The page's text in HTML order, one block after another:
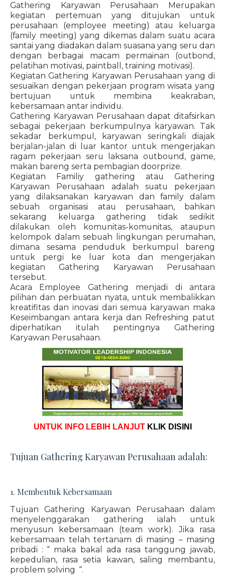
Gathering Karyawan Perusahaan Merupakan
kegiatan pertemuan yang ditujukan untuk
perusahaan (employee meeting) atau keluarga
(family meeting) yang dikemas dalam suatu acara
santai yang diadakan dalam suasana yang seru dan
dengan berbagai macam permainan (outbond,
pelatihan motivasi, paintball, training motivasi).
Kegiatan Gathering Karyawan Perusahaan yang di
sesuaikan dengan pekerjaan program wisata yang
bertujuan untuk membina keakraban,
kebersamaan antar individu.
Gathering Karyawan Perusahaan dapat ditafsirkan
sebagai pekerjaan berkumpulnya karyawan. Tak
sekadar berkumpul, karyawan seringkali diajak
berjalan-jalan di luar kantor untuk mengerjakan
ragam pekerjaan seru laksana outbound, game,
makan bareng serta pembagian doorprize.
Kegiatan Familiy gathering atau Gathering
Karyawan Perusahaan adalah suatu pekerjaan
yang dilaksanakan karyawan dan family dalam
sebuah organisasi atau perusahaan, bahkan
sekarang keluarga gathering tidak sedikit
dilakukan oleh komunitas-komunitas, ataupun
kelompok dalam sebuah lingkungan perumahan,
dimana sesama penduduk berkumpul bareng
untuk pergi ke luar kota dan mengerjakan
kegiatan Gathering Karyawan Perusahaan
tersebut.
Acara Employee Gathering menjadi di antara
pilihan dan perbuatan nyata, untuk membalikkan
kreatifitas dan inovasi dari semua karyawan maka
Keseimbangan antara kerja dan Refreshing patut
diperhatikan itulah pentingnya Gathering
Karyawan Perusahaan.
UNTUK INFO LEBIH LANJUT KLIK DISINI
Tujuan Gathering Karyawan Perusahaan adalah:
1. Membentuk Kebersamaan
Tujuan Gathering Karyawan Perusahaan dalam
menyelenggarakan gathering ialah untuk
menyusun kebersamaan (team work). Jika rasa
kebersamaan telah tertanam di masing – masing
pribadi : “ maka bakal ada rasa tanggung jawab,
kepedulian, rasa setia kawan, saling membantu,
problem solving “.